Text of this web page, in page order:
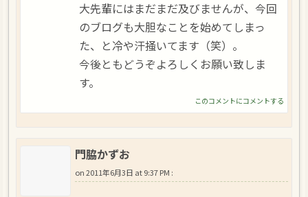
大先輩にはまだまだ及びませんが、今回
のブログも大胆なことを始めてしまっ
た、と冷や汗掻いてます（笑）。
今後ともどうぞよろしくお願い致しま
す。
このコメントにコメントする
門脇かずお
on2011年6月3日 at 9:37 PM :